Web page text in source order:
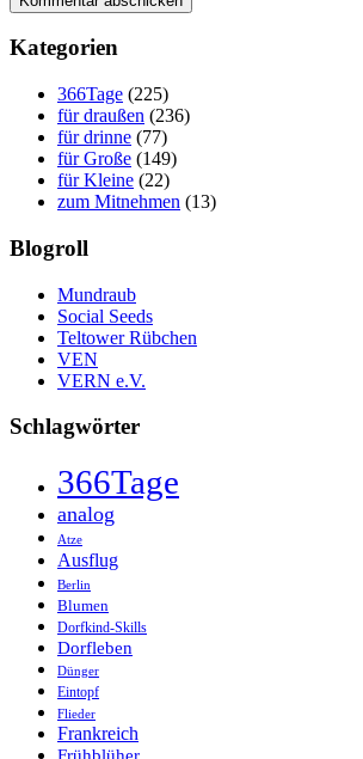
Kategorien
366Tage (225)
für draußen (236)
für drinne (77)
für Große (149)
für Kleine (22)
zum Mitnehmen (13)
Blogroll
Mundraub
Social Seeds
Teltower Rübchen
VEN
VERN e.V.
Schlagwörter
366Tage
analog
Atze
Ausflug
Berlin
Blumen
Dorfkind-Skills
Dorfleben
Dünger
Eintopf
Flieder
Frankreich